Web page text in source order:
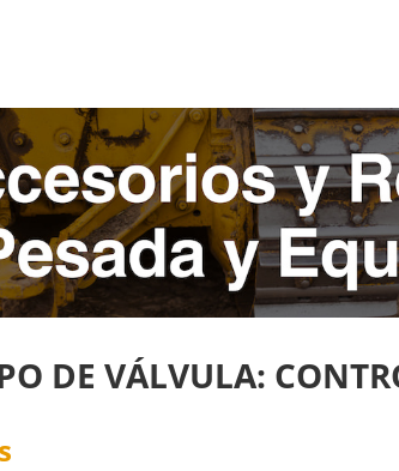
DE VÁLVULA: